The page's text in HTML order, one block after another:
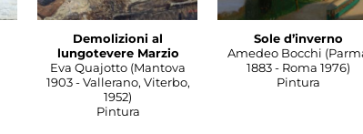
Demolizioni al
lungotevere Marzio
Eva Quajotto (Mantova
1903 - Vallerano, Viterbo,
1952)
Pintura
Sole d’inverno
Amedeo Bocchi
1883 - Roma 1976)
Pintura